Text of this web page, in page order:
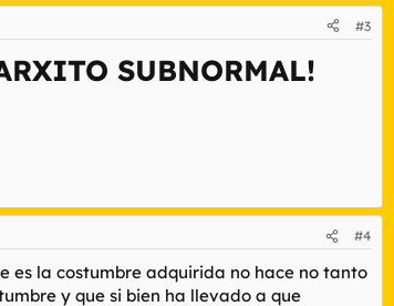
#3
SUBNORMAL!
#4
es la costumbre adquirida no hace no tanto
y que si bien ha llevado a que